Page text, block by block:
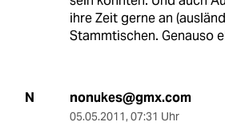
ihre Zeit gerne an
Stammtischen. Genauso
N nonukes@gmx.com
05.05.2011, 07:31 Uhr